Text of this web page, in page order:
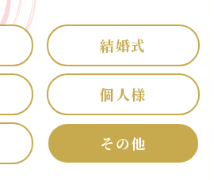
結婚式
個人様
その他